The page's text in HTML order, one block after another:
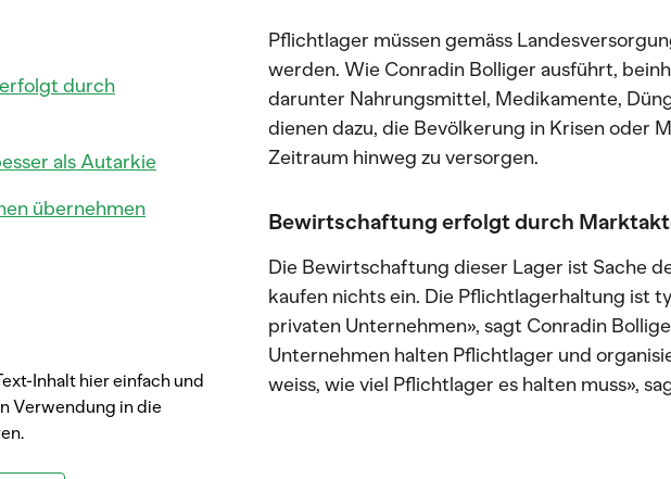
durch
als Autarkie
übernehmen
Inhalt hier einfach und
Verwendung in die
Pflichtlager müssen gemäss
werden. Wie Conradin Bolliger ausführt,
darunter Nahrungsmittel, Medikamente,
dienen dazu, die Bevölkerung in Krisen oder
Zeitraum hinweg zu versorgen.
Bewirtschaftung erfolgt durch
Die Bewirtschaftung dieser Lager ist Sache
kaufen nichts ein. Die Pflichtlagerhaltung ist
privaten Unternehmen», sagt Conradin
Unternehmen halten Pflichtlager und
weiss, wie viel Pflichtlager es halten muss»,